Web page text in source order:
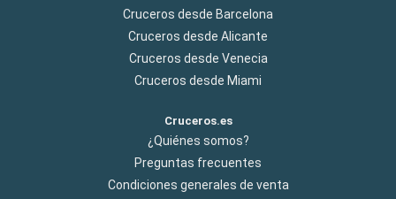
Cruceros desde Barcelona
Cruceros desde Alicante
Cruceros desde Venecia
Cruceros desde Miami
Cruceros.es
¿Quiénes somos?
Preguntas frecuentes
Condiciones generales de venta